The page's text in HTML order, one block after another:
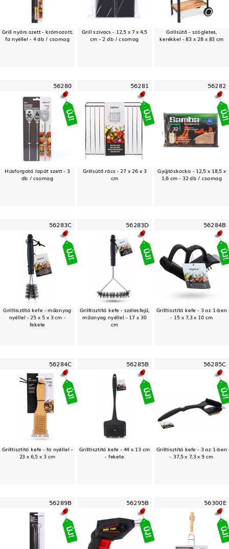
Grill nyárs szett - krómozott,
fa nyéllel - 4 db / csomag
Grill szivacs - 12,5 x 7 x 4,5
cm - 2 db / csomag
Grillsütő - szögletes,
kerékkel - 83 x 28 x 83 cm
56280
Húsforgató lapát szett - 3
db / csomag
56281
Grillsütő rács - 27 x 26 x 3
cm
56282
Gyújtóskocka - 12,5 x 18,5 x
1,6 cm - 32 db / csomag
56283C
Grilltisztító kefe - műanyag
nyéllel - 25 x 5 x 3 cm -
fekete
56283D
Grilltisztító kefe - szélesfejű,
műanyag nyéllel - 17 x 30
cm
56284B
Grilltisztító kefe - 3 az 1-ben
- 15 x 7,3 x 10 cm
56284C
Grilltisztító kefe - fa nyéllel -
23 x 6,5 x 3 cm
56285B
Grilltisztító kefe - 44 x 13 cm
- fekete
56285C
Grilltisztító kefe - 3 az 1-ben
- 37,5 x 7,3 x 9 cm
56289B 56295B 56300E